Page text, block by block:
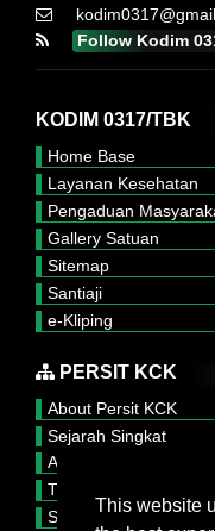
This website
Follow Kodim
KODIM 0317/TBK
Home Base
Layanan Kesehatan
Pengaduan
Gallery Satuan
Sitemap
Santiaji
e-Kliping
PERSIT KCK
About Persit KCK
Sejarah Singkat
Arti Lambang Persit
Tupok, Sifat dan Watak
Struktur Organisasi